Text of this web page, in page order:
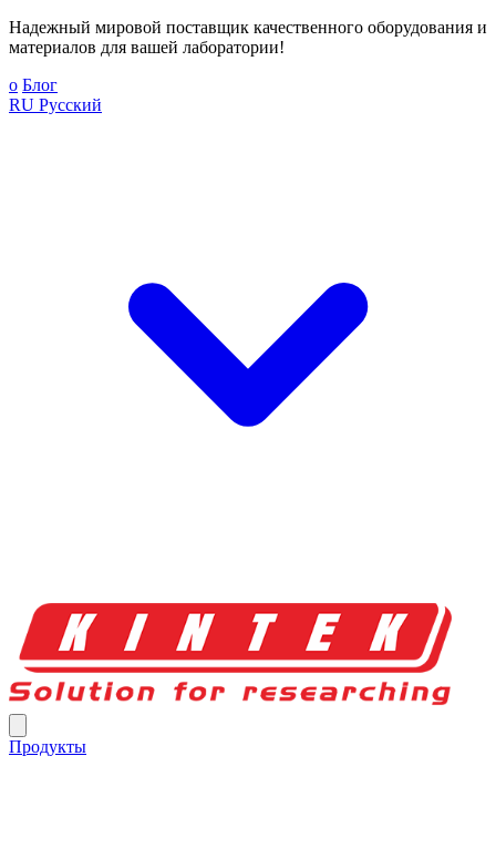
Надежный мировой поставщик качественного оборудования и
материалов для вашей лаборатории!
о Блог
RU Русский
Продукты